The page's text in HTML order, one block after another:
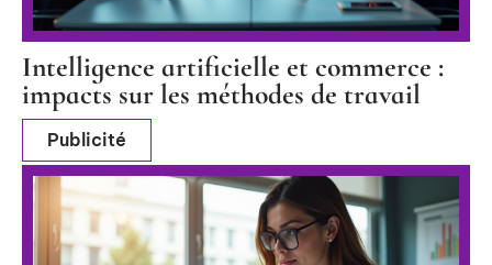
Intelligence artificielle et commerce :
impacts sur les méthodes de travail
Publicité